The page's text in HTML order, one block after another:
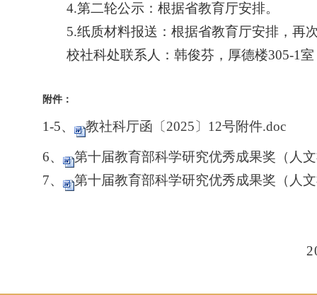
4.第二轮公示：根据省教育厅安排。
5.纸质材料报送： 根据省教育厅安排，再
校社科处联系人： 韩俊芬，厚德楼305-1室
附件：
1-5、 教社科厅函〔2025〕12号附件.doc
6、
第十届教育部科学研究优秀成果奖（人
7、 第十届教育部科学研究优秀成果奖（人